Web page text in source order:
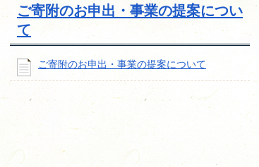
ご寄附のお申出・事業の提案につい
て
ご寄附のお申出・事業の提案について